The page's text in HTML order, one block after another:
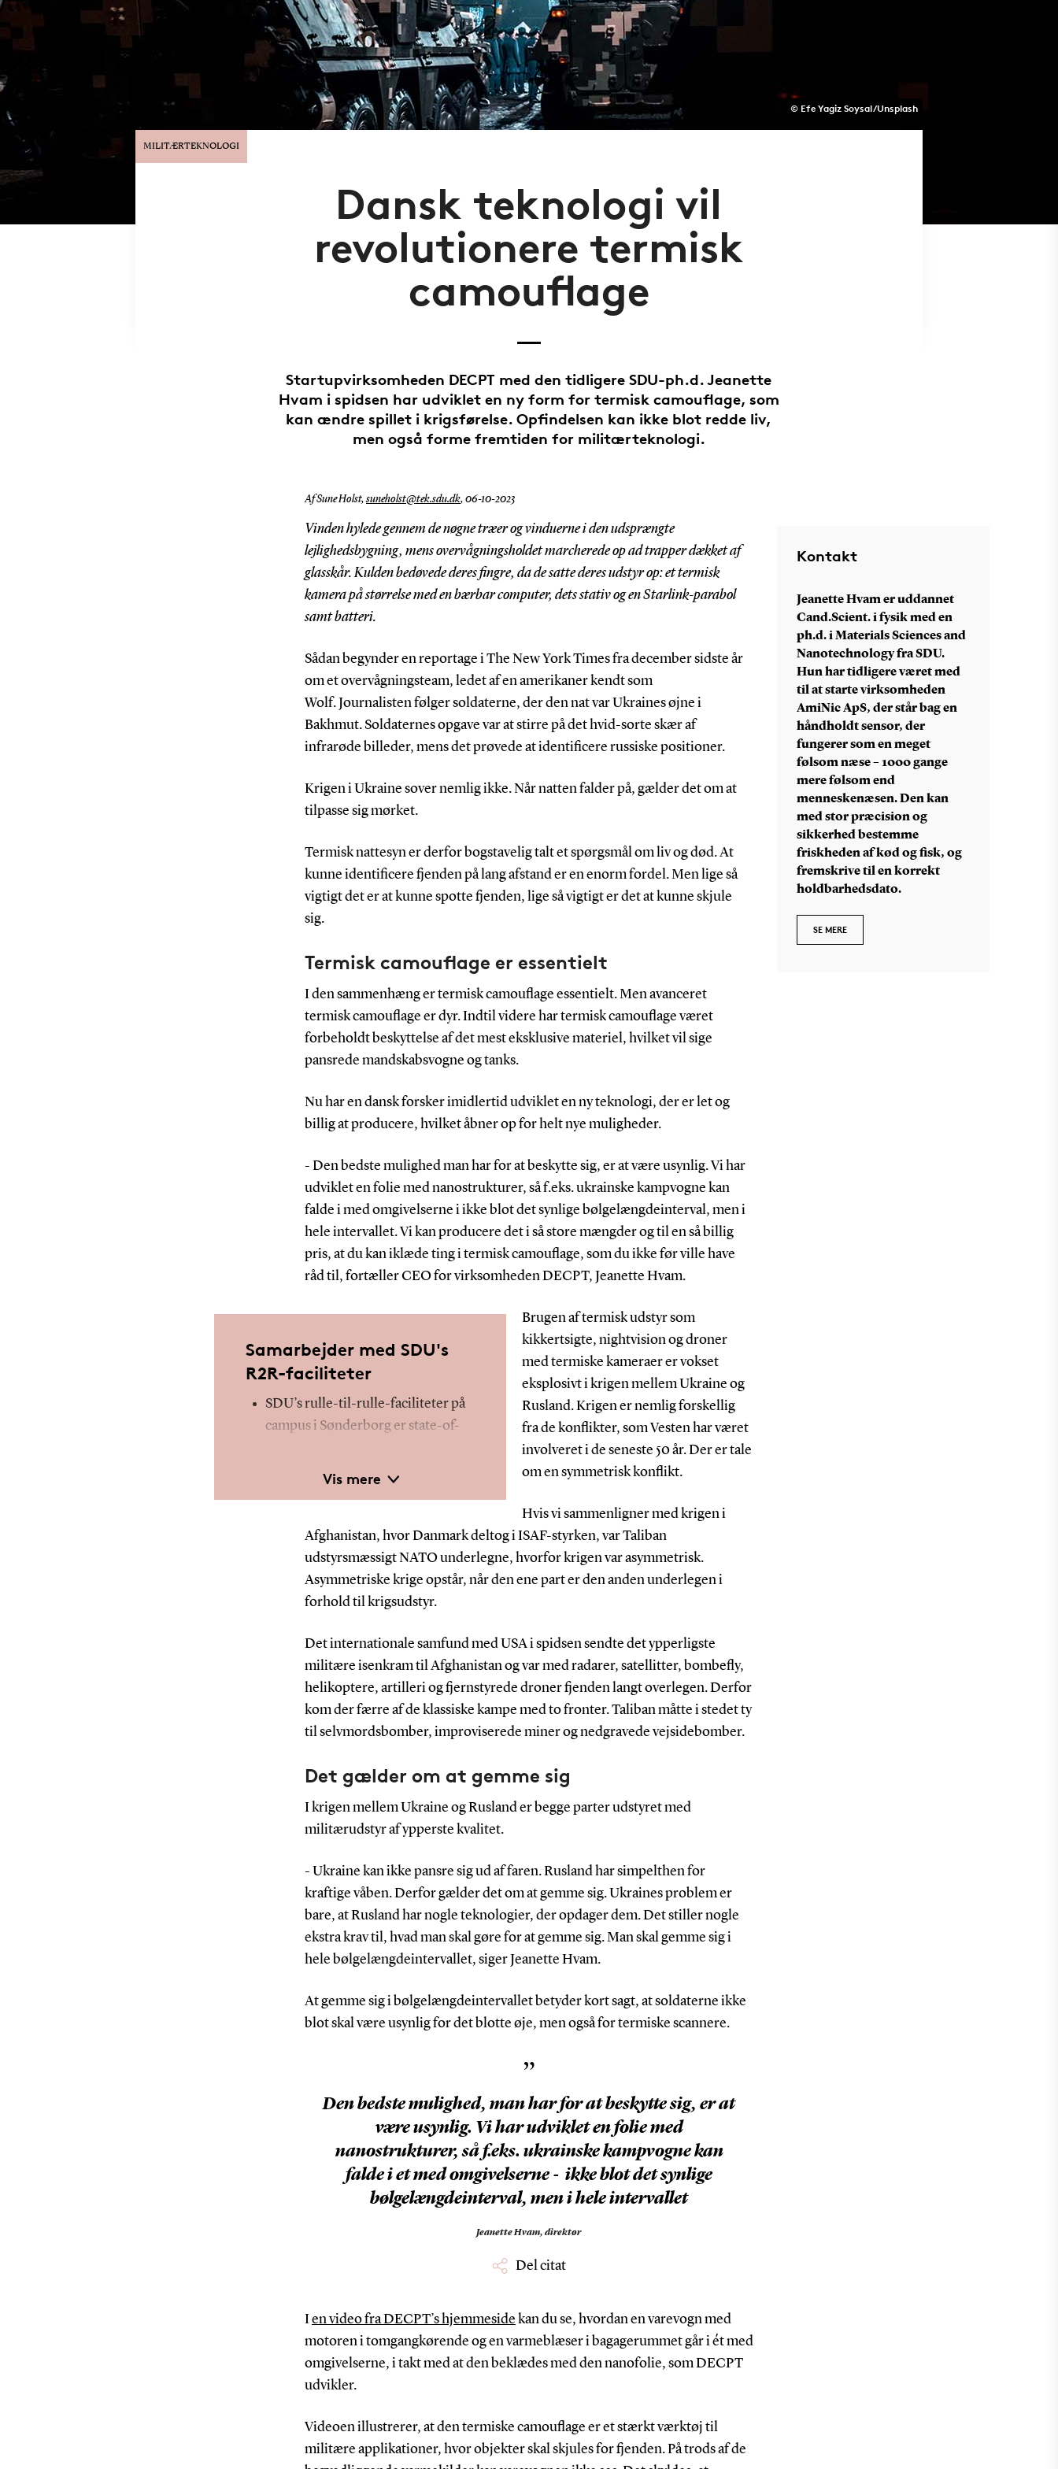
MILITÆRTEKNOLOGI
© Efe Yagiz Soysal/Unsplash
Dansk teknologi vil
revolutionere termisk
camouflage
Startupvirksomheden DECPT med den tidligere SDU-ph.d. Jeanette
Hvam i spidsen har udviklet en ny form for termisk camouflage, som
kan ændre spillet i krigsførelse. Opfindelsen kan ikke blot redde liv,
men også forme fremtiden for militærteknologi.
Af Sune Holst, suneholst@tek.sdu.dk, 06-10-2023
Vinden hylede gennem de nøgne træer og vinduerne i den udsprængte
lejlighedsbygning, mens overvågningsholdet marcherede op ad trapper dækket af
glasskår. Kulden bedøvede deres fingre, da de satte deres udstyr op: et termisk
kamera på størrelse med en bærbar computer, dets stativ og en Starlink-parabol
samt batteri.
Sådan begynder en reportage i The New York Times fra december sidste år
om et overvågningsteam, ledet af en amerikaner kendt som
Wolf.Journalisten følger soldaterne, der den nat var Ukraines øjne i
Bakhmut. Soldaternes opgave var at stirre på det hvid-sorte skær af
infrarøde billeder, mens det prøvede at identificere russiske positioner.
Krigen i Ukraine sover nemlig ikke. Når natten falder på, gælder det om at
tilpasse sig mørket.
Termisk nattesyn er derfor bogstavelig talt et spørgsmål om liv og død. At
kunne identificere fjenden på lang afstand er en enorm fordel. Men lige så
vigtigt det er at kunne spotte fjenden, lige så vigtigt er det at kunne skjule
sig.
Termisk camouflage er essentielt
I den sammenhæng er termisk camouflage essentielt. Men avanceret
termisk camouflage er dyr. Indtil videre har termisk camouflage været
forbeholdt beskyttelse af det mest eksklusive materiel, hvilket vil sige
pansrede mandskabsvogne og tanks.
Nu har en dansk forsker imidlertid udviklet en ny teknologi, der er let og
billig at producere, hvilket åbner op for helt nye muligheder.
- Den bedste mulighed man har for at beskytte sig, er at være usynlig. Vi har
udviklet en folie med nanostrukturer, så f.eks. ukrainske kampvogne kan
falde i med omgivelserne i ikke blot det synlige bølgelængdeinterval, men i
hele intervallet. Vi kan producere det i så store mængder og til en så billig
pris, at du kan iklæde ting i termisk camouflage, som du ikke før ville have
råd til, fortæller CEO for virksomheden DECPT, Jeanette Hvam.
Vis mere
Samarbejder med SDU's
R2R-faciliteter
SDU’s rulle-til-rulle-faciliteter på
campus i Sønderborg er state-of-
Normalt bruges udstyret til
forskning i og opskalering af
organiske solceller, men
solcellegruppen med professor
udstyr og ekspertise til rådighed
for Jeanette Hvam og DECPT i
forbindelse med den videre
udvikling af den termiske
camouflage.
Solcellegruppen har ekspertise i
belægning af forskellige
funktionelle (kontinuerlige eller
smarte materialer i stor skala.
Udover solceller er lysdioder og
energilagringsapplikationer blandt
de vigtigste anvendelsesområder,
men teknologien kan udvides til
stor produktion af tyndfilm på
fleksible folier.
Brugen af termisk udstyr som
kikkertsigte, nightvision og droner
med termiske kameraer er vokset
eksplosivt i krigen mellem Ukraine og
Rusland. Krigen er nemlig forskellig
fra de konflikter, som Vesten har været
involveret i de seneste 50 år. Der er tale
om en symmetrisk konflikt.
Hvis vi sammenligner med krigen i
Afghanistan, hvor Danmark deltog i ISAF-styrken, var Taliban
udstyrsmæssigt NATO underlegne, hvorfor krigen var asymmetrisk.
Asymmetriske krige opstår, når den ene part er den anden underlegen i
forhold til krigsudstyr.
Det internationale samfund med USA i spidsen sendte det ypperligste
militære isenkram til Afghanistan og var med radarer, satellitter, bombefly,
helikoptere, artilleri og fjernstyrede droner fjenden langt overlegen.Derfor
kom der færre af de klassiske kampe med to fronter. Taliban måtte i stedet ty
til selvmordsbomber, improviserede miner og nedgravede vejsidebomber.
Det gælder om at gemme sig
I krigen mellem Ukraine og Rusland er begge parter udstyret med
militærudstyr af ypperste kvalitet.
- Ukraine kan ikke pansre sig ud af faren. Rusland har simpelthen for
kraftige våben. Derfor gælder det om at gemme sig. Ukraines problem er
bare, at Rusland har nogle teknologier, der opdager dem. Det stiller nogle
ekstra krav til, hvad man skal gøre for at gemme sig. Man skal gemme sig i
hele bølgelængdeintervallet, siger Jeanette Hvam.
At gemme sig i bølgelængdeintervallet betyder kort sagt, at soldaterne ikke
blot skal være usynlig for det blotte øje, men også for termiske scannere.
”
Den bedste mulighed, man har for at beskytte sig, er at
være usynlig. Vi har udviklet en folie med
nanostrukturer, så f.eks. ukrainske kampvogne kan
falde i et med omgivelserne - ikke blot det synlige
bølgelængdeinterval, men i hele intervallet
Jeanette Hvam, direktør
Del citat
Ien video fra DECPT’s hjemmeside kan du se, hvordan en varevogn med
motoren i tomgangkørende og en varmeblæser i bagagerummet går i ét med
omgivelserne, i takt med at den beklædes med den nanofolie, som DECPT
udvikler.
Videoen illustrerer, at den termiske camouflage er et stærkt værktøj til
militære applikationer, hvor objekter skal skjules for fjenden. På trods af de
Kontakt
Jeanette Hvam er uddannet
Cand.Scient. i fysik med en
ph.d. i Materials Sciences and
Nanotechnology fra SDU.
Hun har tidligere været med
til at starte virksomheden
AmiNic ApS, der står bag en
håndholdt sensor, der
fungerer som en meget
følsom næse – 1000 gange
mere følsom end
menneskenæsen. Den kan
med stor præcision og
sikkerhed bestemme
friskheden af kød og fisk, og
fremskrive til en korrekt
holdbarhedsdato.
SE MERE